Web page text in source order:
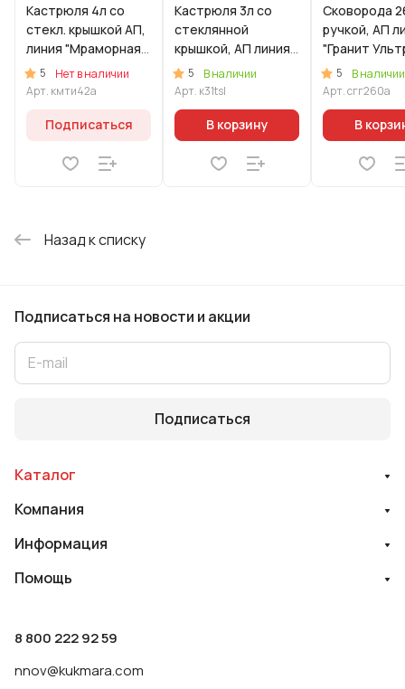
Кастрюля 4л со
стекл. крышкой АП,
линия "Мраморная
Индукционная"
(Темный мрамор)
5
Нет в наличии
Арт. кмти42а
Подписаться
Кастрюля 3л со
стеклянной
крышкой, АП линия
"Тренд" (Лайм)
5
В наличии
Арт. к31tsl
В корзину
Сковорода
ручкой, АП
"Гранит
(Синий)
5
В наличии
Арт.сгг260а
В
Назад к списку
Подписаться на новости и акции
Подписаться
Каталог
Компания
Информация
Помощь
8 800 222 92 59
nnov@kukmara.com